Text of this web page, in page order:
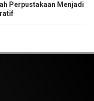
Perpustakaan Menjadi